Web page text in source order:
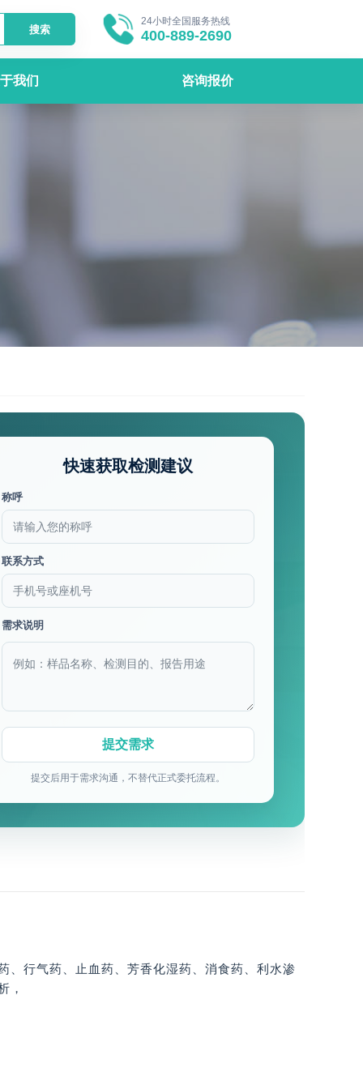
搜索
24小时全国服务热线
400-889-2690
我们 咨询报价
快速获取检测建议
称呼
联系方式
需求说明
提交后用于需求沟通，不替代正式委托流程。
、行气药、止血药、芳香化湿药、消食药、利水渗
，